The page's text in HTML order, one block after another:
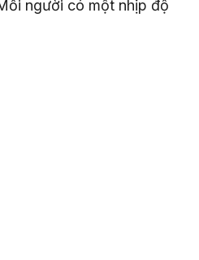
người có một nhịp độ